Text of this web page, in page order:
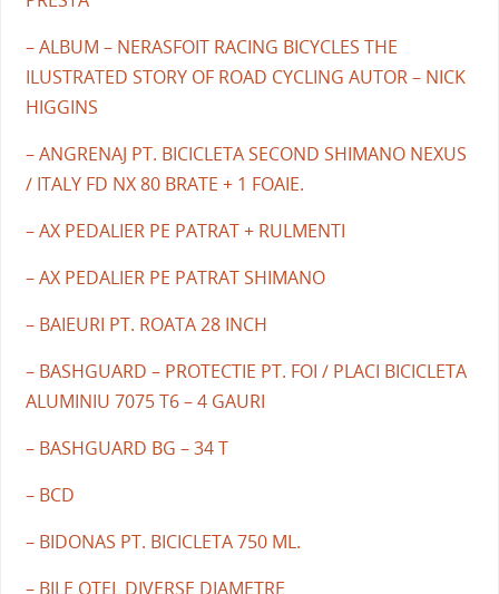
– ALBUM – NERASFOIT RACING BICYCLES THE
ILUSTRATED STORY OF ROAD CYCLING AUTOR – NICK
HIGGINS
– ANGRENAJ PT. BICICLETA SECOND SHIMANO NEXUS
/ ITALY FD NX 80 BRATE + 1 FOAIE.
– AX PEDALIER PE PATRAT + RULMENTI
– AX PEDALIER PE PATRAT SHIMANO
– BAIEURI PT. ROATA 28 INCH
– BASHGUARD – PROTECTIE PT. FOI / PLACI BICICLETA
ALUMINIU 7075 T6 – 4 GAURI
– BASHGUARD BG – 34 T
– BCD
– BIDONAS PT. BICICLETA 750 ML.
– BILE OTEL DIVERSE DIAMETRE